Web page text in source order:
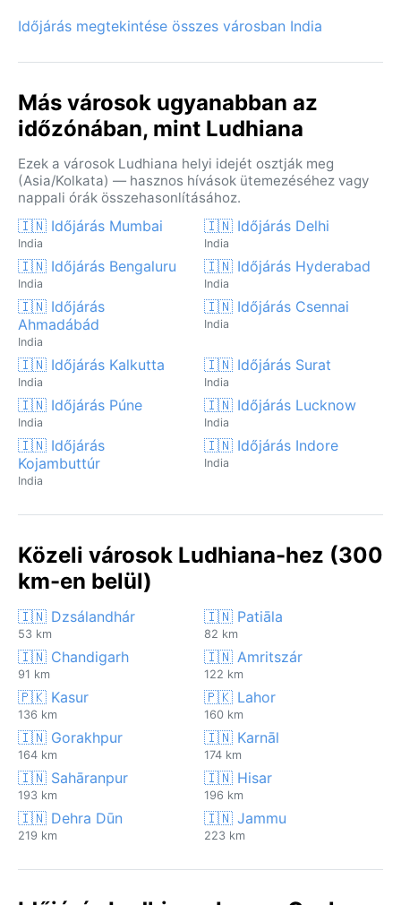
Időjárás megtekintése összes városban India
Más városok ugyanabban az
időzónában, mint Ludhiana
Ezek a városok Ludhiana helyi idejét osztják meg
(Asia/Kolkata) — hasznos hívások ütemezéséhez vagy
nappali órák összehasonlításához.
🇮🇳 Időjárás Mumbai
India
🇮🇳 Időjárás Delhi
India
🇮🇳 Időjárás Bengaluru
India
🇮🇳 Időjárás Hyderabad
India
🇮🇳 Időjárás
Ahmadábád
India
🇮🇳 Időjárás Csennai
India
🇮🇳 Időjárás Kalkutta
India
🇮🇳 Időjárás Surat
India
🇮🇳 Időjárás Púne
India
🇮🇳 Időjárás Lucknow
India
🇮🇳 Időjárás
Kojambuttúr
India
🇮🇳 Időjárás Indore
India
Közeli városok Ludhiana-hez (300
km-en belül)
🇮🇳 Dzsálandhár
53 km
🇮🇳 Patiāla
82 km
🇮🇳 Chandigarh
91 km
🇮🇳 Amritszár
122 km
🇵🇰 Kasur
136 km
🇵🇰 Lahor
160 km
🇮🇳 Gorakhpur
164 km
🇮🇳 Karnāl
174 km
🇮🇳 Sahāranpur
193 km
🇮🇳 Hisar
196 km
🇮🇳 Dehra Dūn
219 km
🇮🇳 Jammu
223 km